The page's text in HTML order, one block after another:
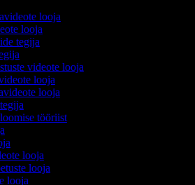
looja
looja
tegija
videote looja
looja
looja
tööriist
looja
looja
looja